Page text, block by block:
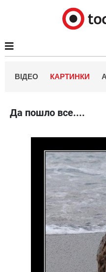
ВІДЕО КАРТИНКИ
Да пошло все....